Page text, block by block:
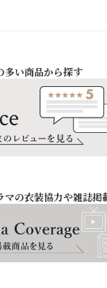
お呼ばれ
記念日
プ
シューズ
ョン雑貨
多い商品から探す
マの衣装協力や雑誌掲